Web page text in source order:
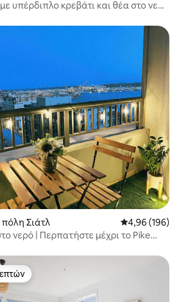
υπέρδιπλο κρεβάτι και θέα στο νερό
Σιάτλ Μέση
4,96 (196)
νερό | Περπατήστε μέχρι το Pike
επισκεπτών